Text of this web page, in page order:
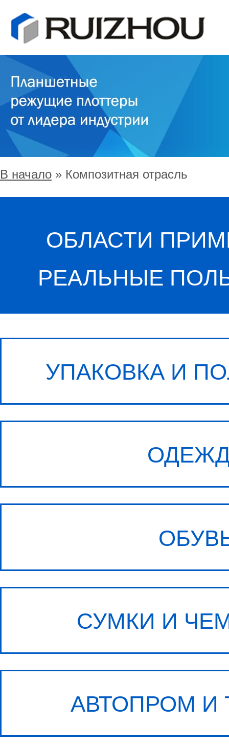
В начало » Композитная отрасль
ОБЛАСТИ ПРИМЕНЕНИЯ И
РЕАЛЬНЫЕ ПОЛЬЗОВАТЕЛИ
УПАКОВКА И ПОЛИГРАФИЯ
ОДЕЖДА
ОБУВЬ
СУМКИ И ЧЕМОДАНЫ
ЭЛЕКТРОНИКА